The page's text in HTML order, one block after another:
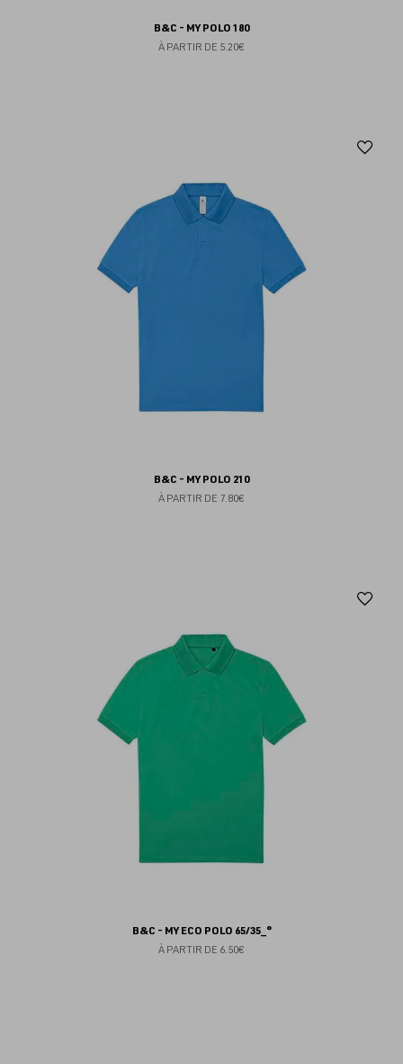
B&C - MY POLO 180
À PARTIR DE 5.20€
B&C - MY POLO 210
À PARTIR DE 7.80€
B&C - MY ECO POLO 65/35_°
À PARTIR DE 6.50€